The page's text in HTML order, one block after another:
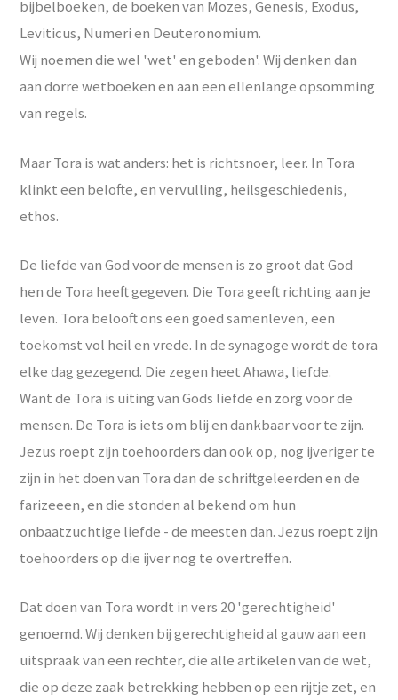
bijbelboeken, de boeken van Mozes, Genesis, Exodus,
Leviticus, Numeri en Deuteronomium.
Wij noemen die wel 'wet' en geboden'. Wij denken dan
aan dorre wetboeken en aan een ellenlange opsomming
van regels.
Maar Tora is wat anders: het is richtsnoer, leer. In Tora
klinkt een belofte, en vervulling, heilsgeschiedenis,
ethos.
De liefde van God voor de mensen is zo groot dat God
hen de Tora heeft gegeven. Die Tora geeft richting aan je
leven. Tora belooft ons een goed samenleven, een
toekomst vol heil en vrede. In de synagoge wordt de tora
elke dag gezegend. Die zegen heet Ahawa, liefde.
Want de Tora is uiting van Gods liefde en zorg voor de
mensen. De Tora is iets om blij en dankbaar voor te zijn.
Jezus roept zijn toehoorders dan ook op, nog ijveriger te
zijn in het doen van Tora dan de schriftgeleerden en de
farizeeen, en die stonden al bekend om hun
onbaatzuchtige liefde - de meesten dan. Jezus roept zijn
toehoorders op die ijver nog te overtreffen.
Dat doen van Tora wordt in vers 20 'gerechtigheid'
genoemd. Wij denken bij gerechtigheid al gauw aan een
uitspraak van een rechter, die alle artikelen van de wet,
die op deze zaak betrekking hebben op een rijtje zet, en